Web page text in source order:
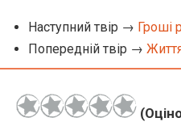
Наступний твір → Гроші
Попередній твір →